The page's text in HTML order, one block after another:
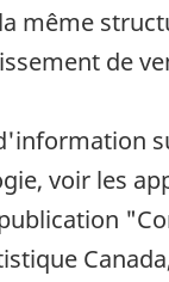
même
de
voir les